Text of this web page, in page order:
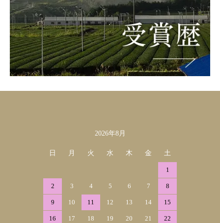
2026年8月
日 月 火 水 木 金 土
1
2 3 4 5 6 7 8
9 10 11 12 13 14 15
16 17 18 19 20 21 22